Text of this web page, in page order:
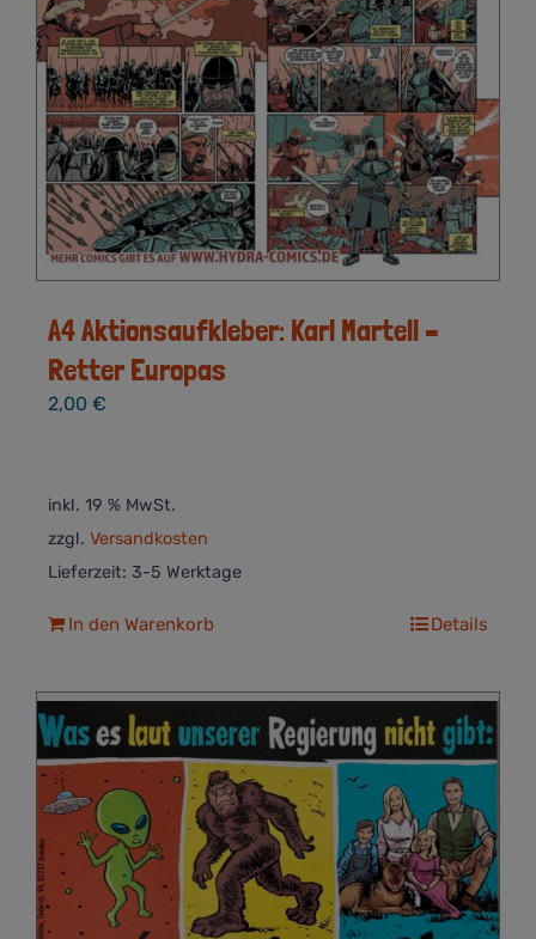
A4 Aktionsaufkleber: Karl Martell –
Retter Europas
2,00 €
inkl. 19 % MwSt.
zzgl. Versandkosten
Lieferzeit: 3-5 Werktage
In den Warenkorb Details